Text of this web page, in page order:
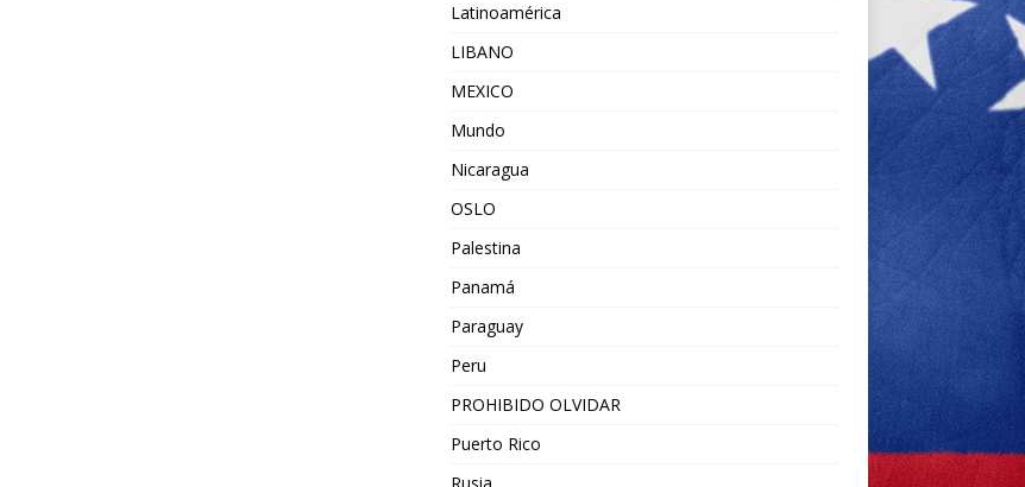
Latinoamérica
LIBANO
MEXICO
Mundo
Nicaragua
OSLO
Palestina
Panamá
Paraguay
Peru
PROHIBIDO OLVIDAR
Puerto Rico